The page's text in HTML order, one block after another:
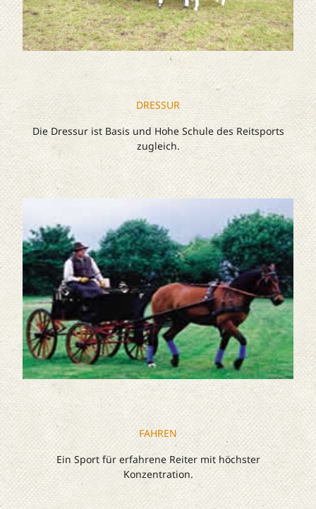
DRESSUR
Die Dressur ist Basis und Hohe Schule des Reitsports
zugleich.
FAHREN
Ein Sport für erfahrene Reiter mit höchster
Konzentration.